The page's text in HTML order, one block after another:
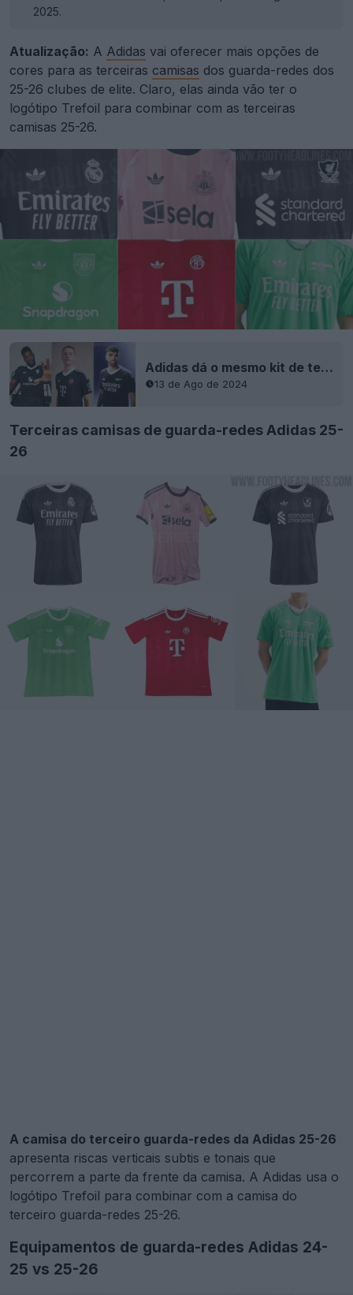
2025.
Atualização: A Adidas vai oferecer mais opções de
cores para as terceiras camisas dos guarda-redes dos
25-26 clubes de elite. Claro, elas ainda vão ter o
logótipo Trefoil para combinar com as terceiras
camisas 25-26.
Adidas dá o mesmo kit de terceiro guarda-redes 24-25 a três equipas - Todos os kits de terceiro guarda-redes Adidas 24-25 lançados
13 de Ago de 2024
Terceiras camisas de guarda-redes Adidas 25-
26
A camisa do terceiro guarda-redes da Adidas 25-26
apresenta riscas verticais subtis e tonais que
percorrem a parte da frente da camisa. A Adidas usa o
logótipo Trefoil para combinar com a camisa do
terceiro guarda-redes 25-26.
Equipamentos de guarda-redes Adidas 24-
25 vs 25-26